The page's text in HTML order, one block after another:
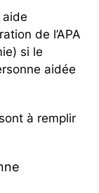
de l’APA
si le
aidée
à remplir